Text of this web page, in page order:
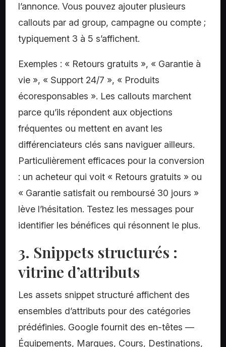
l’annonce. Vous pouvez ajouter plusieurs
callouts par ad group, campagne ou compte ;
typiquement 3 à 5 s’affichent.
Exemples : « Retours gratuits », « Garantie à
vie », « Support 24/7 », « Produits
écoresponsables ». Les callouts marchent
parce qu’ils répondent aux objections
fréquentes ou mettent en avant les
différenciateurs clés sans naviguer ailleurs.
Particulièrement efficaces pour la conversion
: un acheteur qui voit « Retours gratuits » ou
« Garantie satisfait ou remboursé 30 jours »
lève l’hésitation. Testez les messages pour
identifier les bénéfices qui résonnent le plus.
3. Snippets structurés :
vitrine d’attributs
Les assets snippet structuré affichent des
ensembles d’attributs pour des catégories
prédéfinies. Google fournit des en-têtes —
Équipements, Marques, Cours, Destinations,